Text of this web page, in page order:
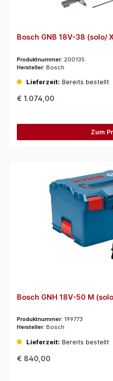
Bosch GNB 18V-38 (solo/
Produktnummer: 200135
Hersteller: Bosch
Lieferzeit: Bereits bestellt
€ 1.074,00
Zum
Bosch GNH 18V-50 M
Produktnummer: 199773
Hersteller: Bosch
Lieferzeit: Bereits bestellt
€ 840,00